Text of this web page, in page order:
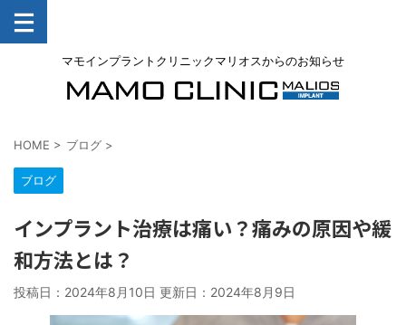
マモインプラントクリニックマリオスからのお知らせ
HOME > ブログ >
ブログ
インプラント治療は痛い？痛みの原因や緩
和方法とは？
投稿日：2024年8月10日 更新日： 2024年8月9日